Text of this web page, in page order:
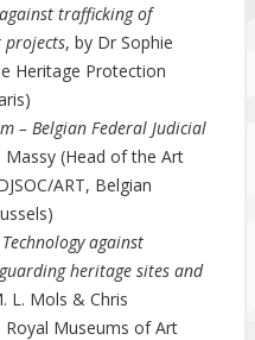
trafficking of
projects, by Dr Sophie
Heritage Protection
– Belgian Federal Judicial
Massy (Head of the Art
ART, Belgian
against
heritage sites and
L. Mols & Chris
Royal Museums of Art